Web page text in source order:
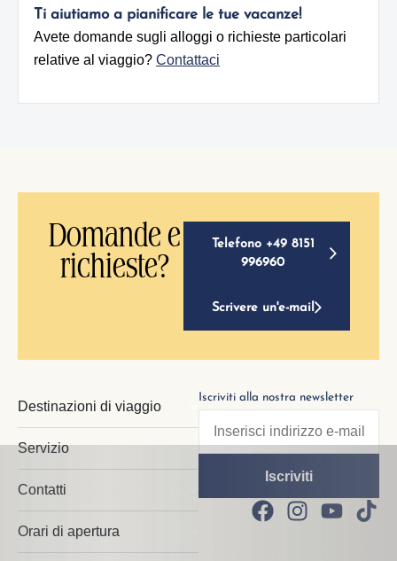
Ti aiutiamo a pianificare le tue vacanze!
Avete domande sugli alloggi o richieste particolari
relative al viaggio? Contattaci
Domande e
richieste?
Telefono +49 8151
996960
Scrivere un'e-mail
Destinazioni di viaggio
Servizio
Contatti
Orari di apertura
Iscriviti alla nostra newsletter